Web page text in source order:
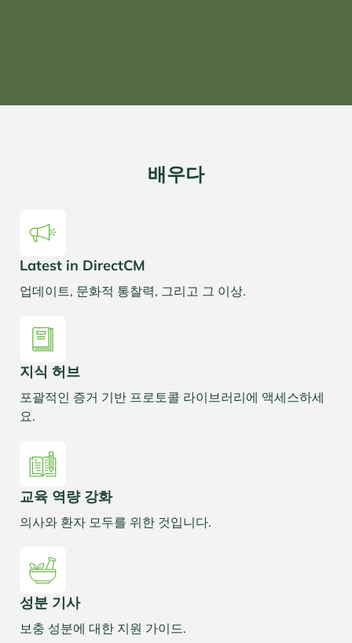
배우다
Latest in DirectCM
업데이트, 문화적 통찰력, 그리고 그 이상.
지식 허브
포괄적인 증거 기반 프로토콜 라이브러리에 액세스하세
요.
교육 역량 강화
의사와 환자 모두를 위한 것입니다.
성분 기사
보충 성분에 대한 지원 가이드.